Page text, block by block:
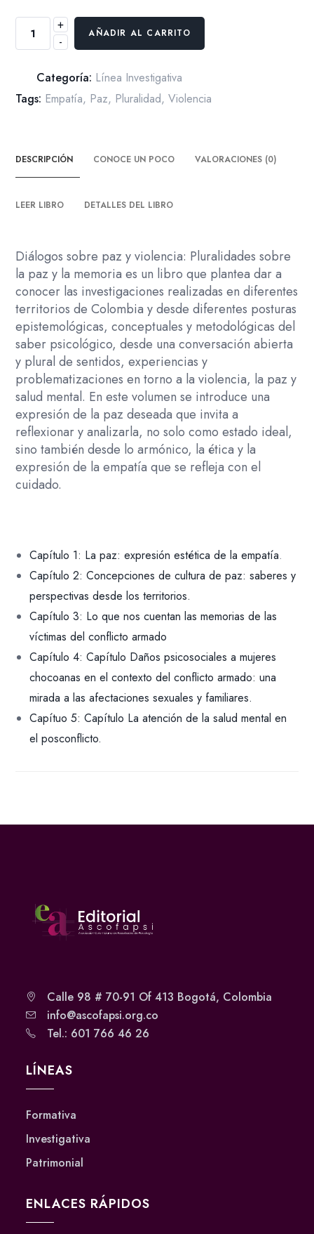
-
sobre
violencia.
+
AÑADIR AL CARRITO
Categoría: Línea Investigativa
Tags: Empatía, Paz, Pluralidad,Violencia
DESCRIPCIÓN CONOCE UN POCO VALORACIONES (0)
LEER LIBRO DETALLES DEL LIBRO
Diálogos sobre paz y violencia: Pluralidades sobre
la paz y la memoria es un libro que plantea dar a
conocer las investigaciones realizadas en diferentes
territorios de Colombia y desde diferentes posturas
epistemológicas, conceptuales y metodológicas del
saber psicológico, desde una conversación abierta
y plural de sentidos, experiencias y
problematizaciones en torno a la violencia, la paz y
salud mental. En este volumen se introduce una
expresión de la paz deseada que invita a
reflexionar y analizarla, no solo como estado ideal,
sino también desde lo armónico, la ética y la
expresión de la empatía que se refleja con el
cuidado.
Capítulo 1: La paz: expresión estética de la empatía.
Capítulo 2: Concepciones de cultura de paz: saberes y
perspectivas desde los territorios.
Capítulo 3: Lo que nos cuentan las memorias de las
víctimas del conflicto armado
Capítulo 4: Capítulo Daños psicosociales a mujeres
chocoanas en el contexto del conflicto armado: una
mirada a las afectaciones sexuales y familiares.
Capítuo 5: Capítulo La atención de la salud mental en
el posconflicto.
Calle 98 # 70-91 Of 413 Bogotá, Colombia
info@ascofapsi.org.co
Tel.: 601 766 46 26
LÍNEAS
Formativa
Investigativa
Patrimonial
ENLACES RÁPIDOS